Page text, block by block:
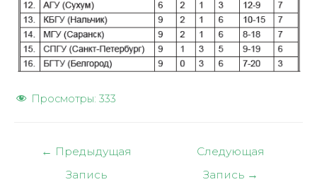
Просмотры: 333
Навигация
← Предыдущая
Запись
Следующая
Запись →